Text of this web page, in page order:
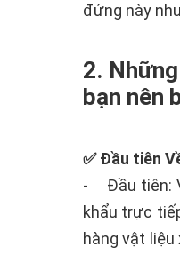
đứng này
2.
bạn nên
✅ Đầu tiên
- Đầu tiên:
khẩu trực
hàng vật